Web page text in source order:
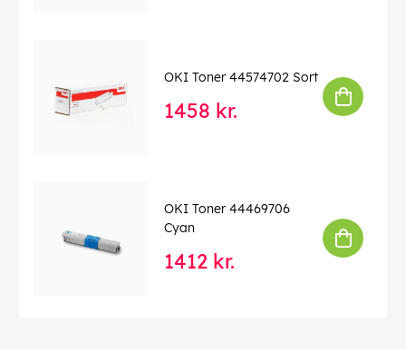
OKI Toner 44574702 Sort
1458 kr.
OKI Toner 44469706
Cyan
1412 kr.